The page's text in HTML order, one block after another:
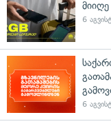
6
6